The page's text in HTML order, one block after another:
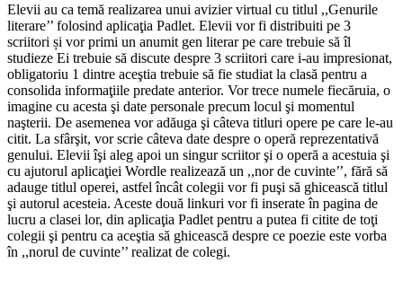
Elevii au ca temă realizarea unui avizier virtual cu titlul ,,Genurile
literare’’ folosind aplicaţia Padlet. Elevii vor fi distribuiti pe 3
scriitori și vor primi un anumit gen literar pe care trebuie să îl
studieze Ei trebuie să discute despre 3 scriitori care i-au impresionat,
obligatoriu 1 dintre aceştia trebuie să fie studiat la clasă pentru a
consolida informaţiile predate anterior. Vor trece numele fiecăruia, o
imagine cu acesta şi date personale precum locul şi momentul
naşterii. De asemenea vor adăuga şi câteva titluri opere pe care le-au
citit. La sfârşit, vor scrie câteva date despre o operă reprezentativă
genului. Elevii îşi aleg apoi un singur scriitor şi o operă a acestuia şi
cu ajutorul aplicaţiei Wordle realizează un ,,nor de cuvinte’’, fără să
adauge titlul operei, astfel încât colegii vor fi puşi să ghicească titlul
şi autorul acesteia. Aceste două linkuri vor fi inserate în pagina de
lucru a clasei lor, din aplicaţia Padlet pentru a putea fi citite de toţi
colegii şi pentru ca aceştia să ghicească despre ce poezie este vorba
în ,,norul de cuvinte’’ realizat de colegi.